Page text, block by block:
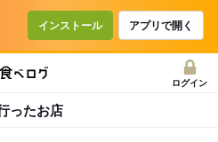
インストール アプリで開く
ログイン
ったお店